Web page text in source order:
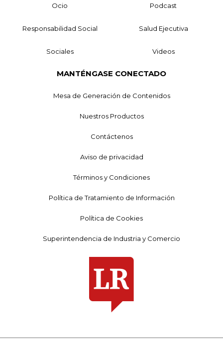
Ocio Podcast
Responsabilidad Social Salud Ejecutiva
Sociales Videos
MANTÉNGASE CONECTADO
Mesa de Generación de Contenidos
Nuestros Productos
Contáctenos
Aviso de privacidad
Términos y Condiciones
Política de Tratamiento de Información
Política de Cookies
Superintendencia de Industria y Comercio